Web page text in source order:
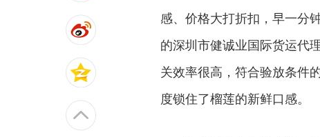
感、价格大打折扣，早一分
的深圳市健诚业国际货运代
关效率很高，符合验放条件
度锁住了榴莲的新鲜口感。